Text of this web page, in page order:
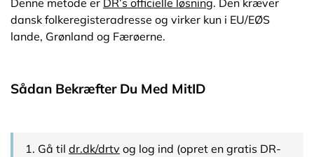
dansk folkeregisteradresse og virker kun i EU/EØS
lande, Grønland og Færøerne.
Sådan Bekræfter Du Med MitID
Gå til dr.dk/drtv og log ind (opret en gratis DR-